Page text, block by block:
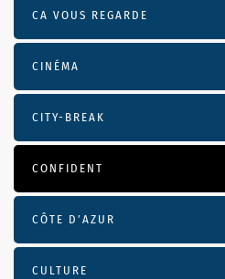
CA VOUS REGARDE
CINÉMA
CITY-BREAK
CONFIDENT
CÔTE D’AZUR
CULTURE